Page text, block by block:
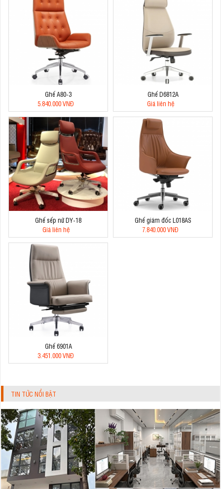
Ghế A80-3
5.840.000 VNĐ
Ghế D6812A
Giá liên hệ
Ghế sếp nữ DY-18
Giá liên hệ
Ghế giám đốc L018AS
7.840.000 VNĐ
Ghế 6901A
3.451.000 VNĐ
TIN TỨC NỔI BẬT